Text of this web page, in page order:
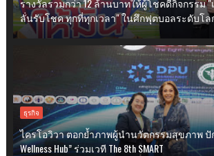
รางวัลรวมกว่า 12 ล้านบาทให้ผู้โชคดีกิจกรรม
ลั่นรับโชค ทุกที่ทุกเวลา" ในศึกฟุตบอลระดับโล
ธุรกิจ
ไครโอวิวา ตอกย้ำภาพผู้นำนวัตกรรมสุขภาพ ปั
Wellness Hub” ร่วมเวที The 8th SMART